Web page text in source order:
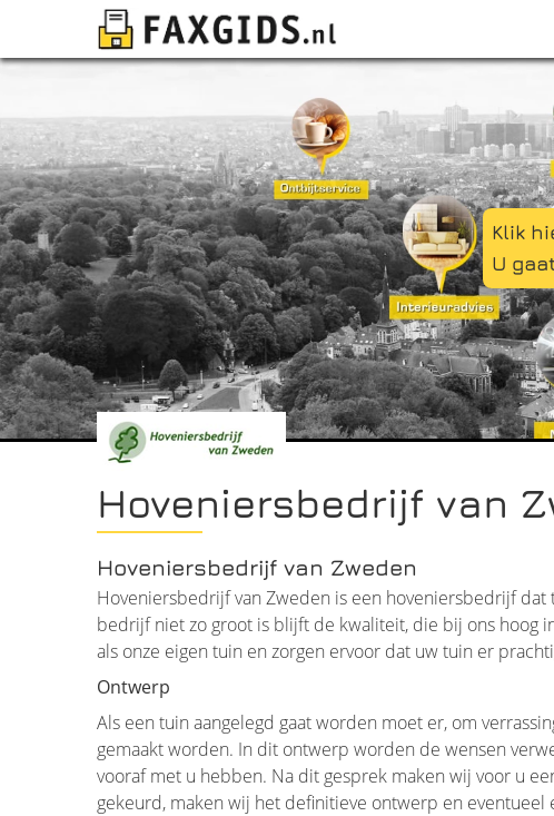
Klik
U
Hoveniersbedrijf van
Hoveniersbedrijf van Zweden
Hoveniersbedrijf van Zweden is een hoveniersbedrijf
bedrijf niet zo groot is blijft de kwaliteit, die bij ons hoog
als onze eigen tuin en zorgen ervoor dat uw tuin er
Ontwerp
Als een tuin aangelegd gaat worden moet er, om
gemaakt worden. In dit ontwerp worden de wensen
vooraf met u hebben. Na dit gesprek maken wij voor u
gekeurd, maken wij het definitieve ontwerp en eventueel